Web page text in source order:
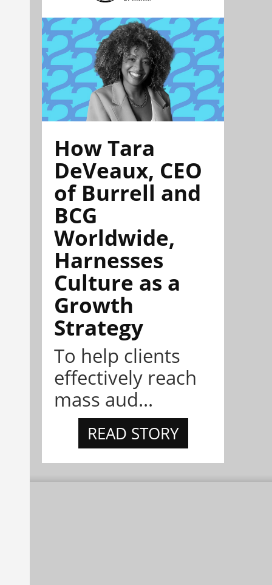
How Tara
DeVeaux, CEO
of Burrell and
BCG
Worldwide,
Harnesses
Culture as a
Growth
Strategy
To help clients
effectively reach
mass aud...
READ STORY